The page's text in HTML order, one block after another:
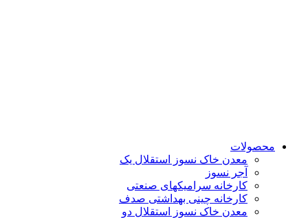
محصولات
معدن خاک نسوز استقلال یک
آجر نسوز
کارخانه سرامیکهای صنعتی
کارخانه چینی بهداشتی صدف
معدن خاک نسوز استقلال دو